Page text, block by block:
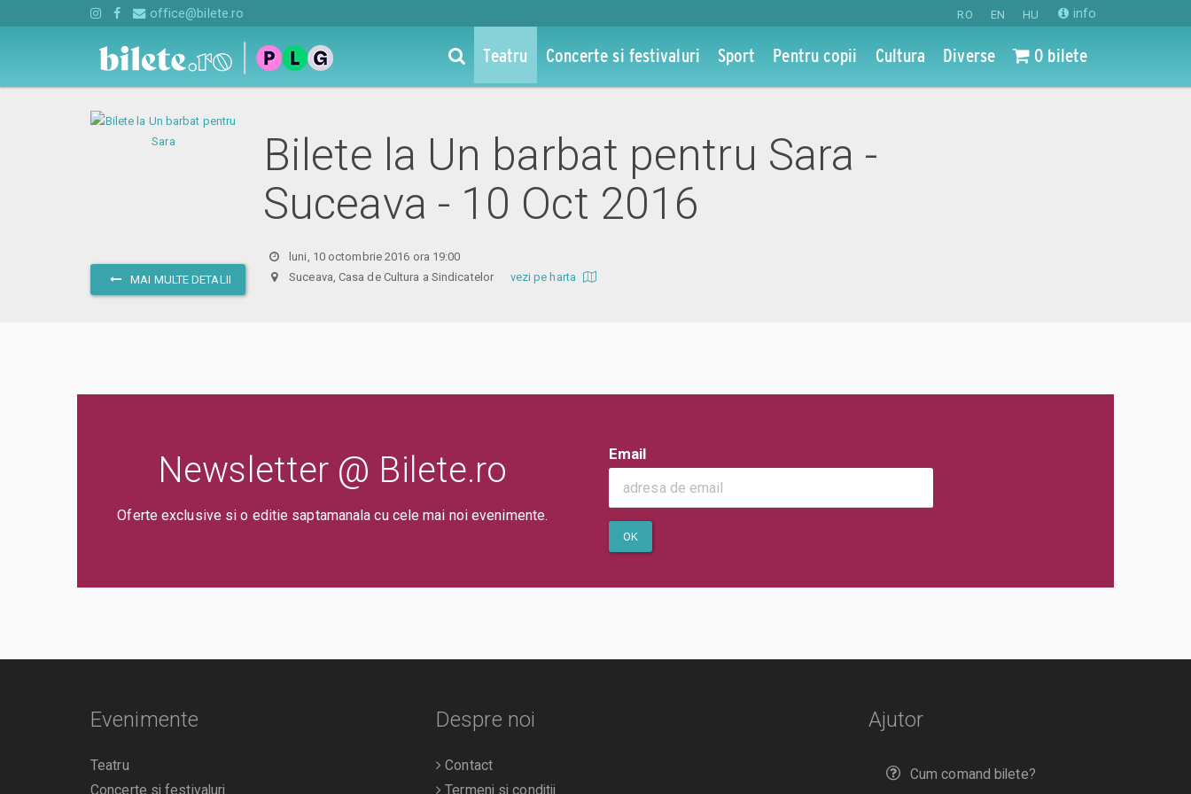
RO EN HU info
office@bilete.ro
Teatru Concerte si festivaluri Sport Pentru copii Cultura Diverse 0 bilete
MAI MULTE DETALII
Bilete la Un barbat pentru Sara -
Suceava - 10 Oct 2016
luni, 10 octombrie 2016 ora 19:00
Suceava, Casa de Cultura a Sindicatelor vezi pe harta
Newsletter @ Bilete.ro
Oferte exclusive si o editie saptamanala cu cele mai noi evenimente.
Email
OK
Ajutor
Cum comand bilete?
Evenimente
Teatru
Concerte si festivaluri
Despre noi
Contact
Termeni si conditii